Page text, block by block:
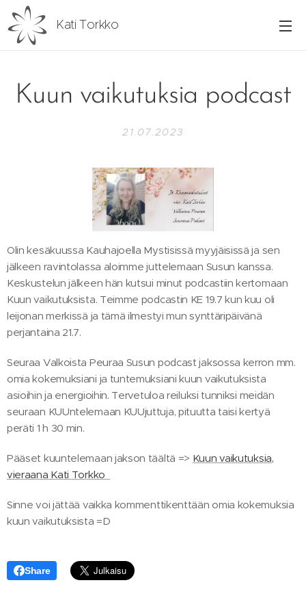
Kati Torkko
Kuun vaikutuksia podcast
21.07.2023
Olin kesäkuussa Kauhajoella Mystisissä myyjäisissä ja sen
jälkeen ravintolassa aloimme juttelemaan Susun kanssa.
Keskustelun jälkeen hän kutsui minut podcastiin kertomaan
Kuun vaikutuksista. Teimme podcastin KE 19.7 kun kuu oli
leijonan merkissä ja tämä ilmestyi mun synttäripäivänä
perjantaina 21.7.
Seuraa Valkoista Peuraa Susun podcast jaksossa kerron mm.
omia kokemuksiani ja tuntemuksiani kuun vaikutuksista
asioihin ja energioihin. Tervetuloa reiluksi tunniksi meidän
seuraan KUUntelemaan KUUjuttuja, pituutta taisi kertyä
peräti 1 h 30 min.
Pääset kuuntelemaan jakson täältä => Kuun vaikutuksia,
vieraana Kati Torkko
Sinne voi jättää vaikka kommenttikenttään omia kokemuksia
kuun vaikutuksista =D
Share